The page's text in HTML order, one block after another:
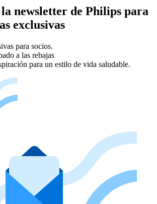
newsletter de Philips para
exclusivas
para socios.
a las rebajas
para un estilo de vida saludable.